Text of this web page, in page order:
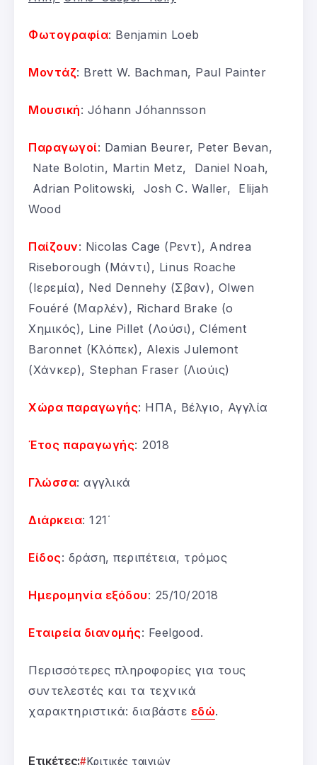
Φωτογραφία: Benjamin Loeb
Μοντάζ: Brett W. Bachman, Paul Painter
Μουσική: Jóhann Jóhannsson
Παραγωγοί: Damian Beurer, Peter Bevan,
Nate Bolotin, Martin Metz, Daniel Noah,
Adrian Politowski, Josh C. Waller, Elijah
Wood
Παίζουν: Nicolas Cage (Ρεντ), Andrea
Riseborough (Μάντι), Linus Roache
(Ιερεμία), Ned Dennehy (Σβαν), Olwen
Fouéré (Μαρλέν), Richard Brake (ο
Χημικός), Line Pillet (Λούσι), Clément
Baronnet (Κλόπεκ), Alexis Julemont
(Χάνκερ), Stephan Fraser (Λιούις)
Χώρα παραγωγής: ΗΠΑ, Βέλγιο, Αγγλία
Έτος παραγωγής: 2018
Γλώσσα: αγγλικά
Διάρκεια: 121΄
Είδος: δράση, περιπέτεια, τρόμος
Ημερομηνία εξόδου: 25/10/2018
Εταιρεία διανομής: Feelgood.
Περισσότερες πληροφορίες για τους
συντελεστές και τα τεχνικά
χαρακτηριστικά: διαβάστε εδώ.
Ετικέτες: Κριτικές ταινιών